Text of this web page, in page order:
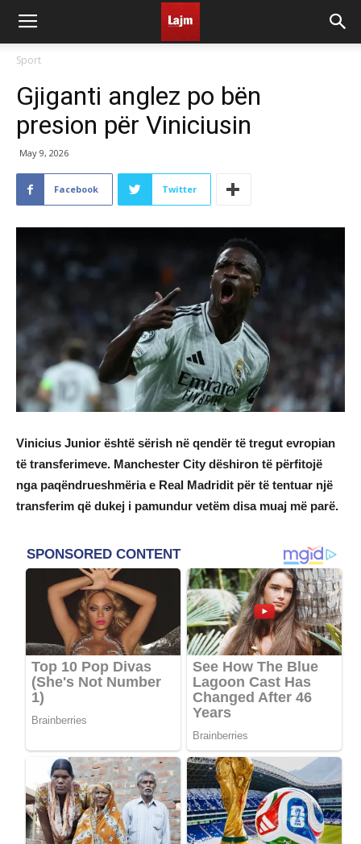
Sport
Gjiganti anglez po bën
presion për Viniciusin
May 9, 2026
Facebook Twitter
Vinicius Junior është sërish në qendër të tregut evropian
të transferimeve. Manchester City dëshiron të përfitojë
nga paqëndrueshmëria e Real Madridit për të tentuar një
transferim që dukej i pamundur vetëm disa muaj më parë.